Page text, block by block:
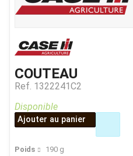
COUTEAU
Ref. 1322241C2
Poids 190 g
Disponible
Ajouter au panier